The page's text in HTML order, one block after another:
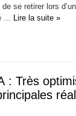
se retirer lors
... Lire la suite »
: Très